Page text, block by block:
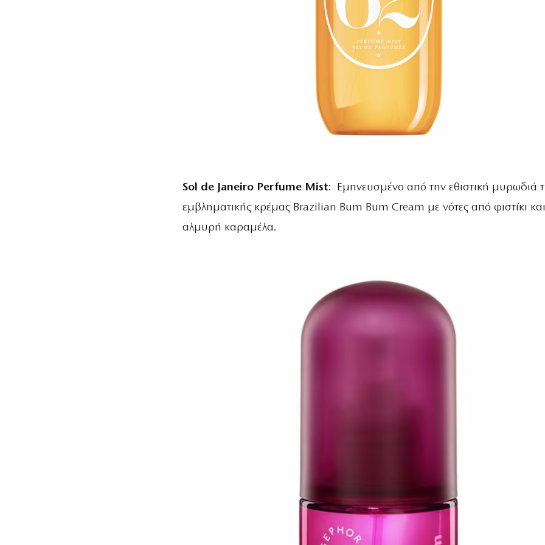
Sol de Janeiro Perfume Mist: Εμπνευσμένο από την εθιστική μυρωδιά
εμβληματικής κρέμας Brazilian Bum Bum Cream με νότες από φιστίκι και
αλμυρή καραμέλα.